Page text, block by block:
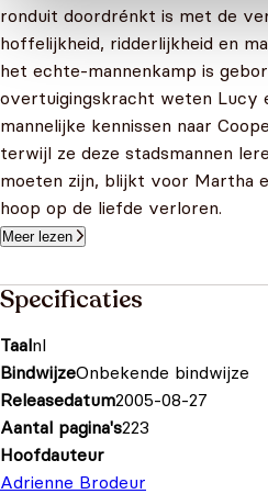
ronduit doordrénkt is met de
hoffelijkheid, ridderlijkheid en
het echte-mannenkamp is
overtuigingskracht weten Lucy
mannelijke kennissen naar
terwijl ze deze stadsmannen
moeten zijn, blijkt voor Martha
hoop op de liefde verloren.
Meer lezen
Specificaties
Taalnl
BindwijzeOnbekende bindwijze
Releasedatum2005-08-27
Aantal pagina's223
Hoofdauteur
Adrienne Brodeur